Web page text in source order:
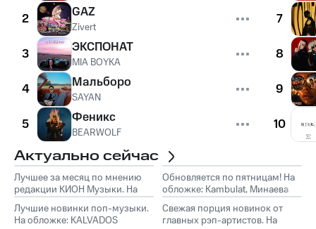
2 GAZ
Zivert
3 ЭКСПОНАТ
MIA BOYKA
4 Мальборо
SAYAN
5 Феникс
BEARWOLF
7
8
9
10
Актуально сейчас
Лучшее за месяц по мнению
редакции КИОН Музыки. На
обложке: Marselle
Обновляется по пятницам! На
обложке: Kambulat, Минаева
Лучшие новинки поп-музыки.
На обложке: KALVADOS
Свежая порция новинок от
главных рэп-артистов. На